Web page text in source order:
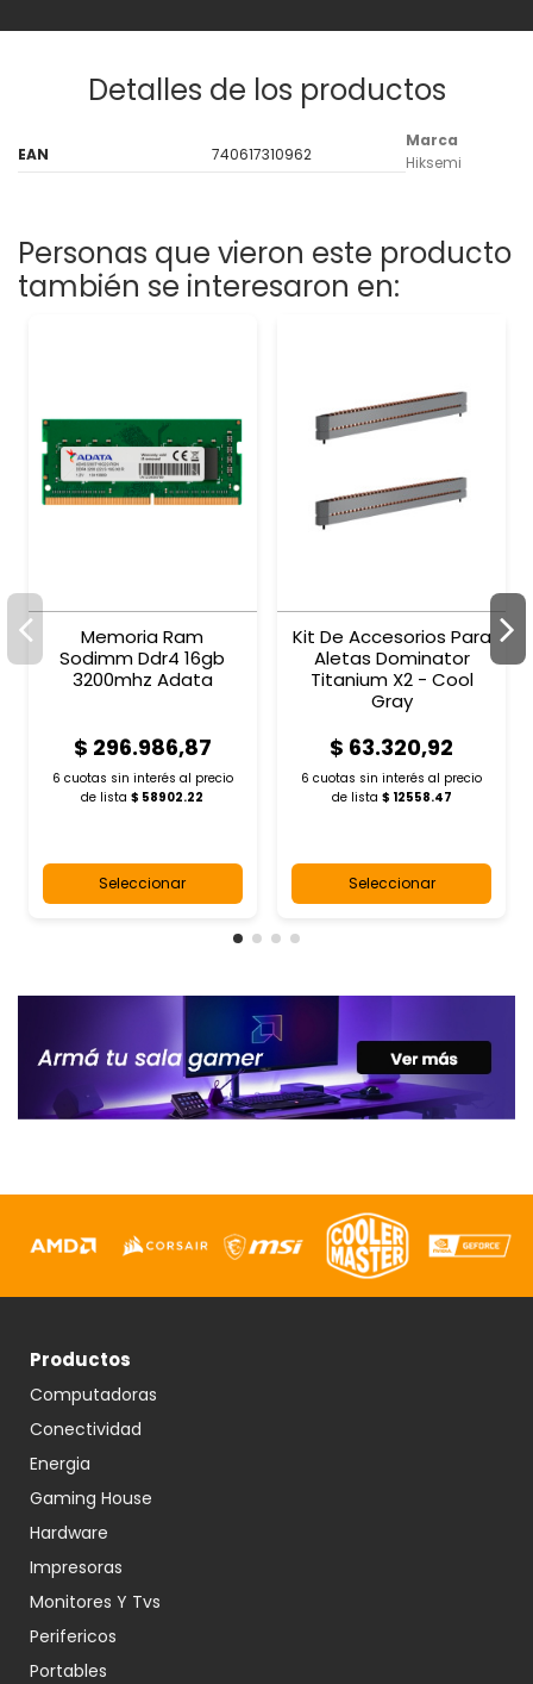
Detalles de los productos
EAN 740617310962
Marca
Hiksemi
Personas que vieron este producto
también se interesaron en:
Memoria Ram
Sodimm Ddr4 16gb
3200mhz Adata
$ 296.986,87
6 cuotas sin interés al precio
de lista$ 58902.22
Seleccionar
Kit De Accesorios Para
Aletas Dominator
Titanium X2 - Cool
Gray
$ 63.320,92
6 cuotas sin interés al precio
de lista $ 12558.47
Seleccionar
Productos
Computadoras
Conectividad
Energia
Gaming House
Hardware
Impresoras
Monitores Y Tvs
Perifericos
Portables